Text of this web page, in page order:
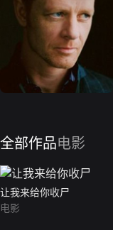
全部作品电影
让我来给你收尸
电影